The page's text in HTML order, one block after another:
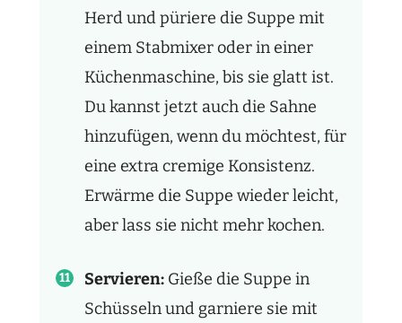
Herd und püriere die Suppe mit
einem Stabmixer oder in einer
Küchenmaschine, bis sie glatt ist.
Du kannst jetzt auch die Sahne
hinzufügen, wenn du möchtest, für
eine extra cremige Konsistenz.
Erwärme die Suppe wieder leicht,
aber lass sie nicht mehr kochen.
Servieren: Gieße die Suppe in
Schüsseln und garniere sie mit